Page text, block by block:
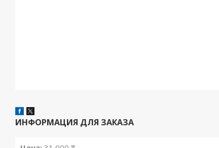
ИНФОРМАЦИЯ ДЛЯ ЗАКАЗА